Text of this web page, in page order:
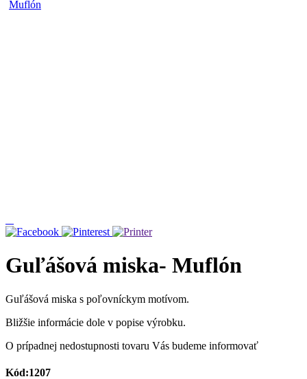
Guľášová miska- Muflón
Guľášová miska s poľovníckym motívom.
Bližšie informácie dole v popise výrobku.
O prípadnej nedostupnosti tovaru Vás budeme informovať
Kód:1207